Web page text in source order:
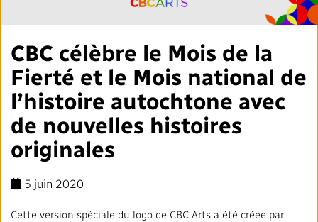
Répertoire des médias locaux
#CestAssez
Rapports annuels
Politiques institutionnelles
Notre valeur
À propos de nous
Blogue
VISION
Mandat
Stratégie
TRANSPARENCE ET ENGAGEMENT
Finances
SERVICES
CBC célèbre le Mois de la
Fierté et le Mois national de
l’histoire autochtone avec
de nouvelles histoires
originales
5 juin 2020
Cette version spéciale du logo de CBC Arts a été créée par